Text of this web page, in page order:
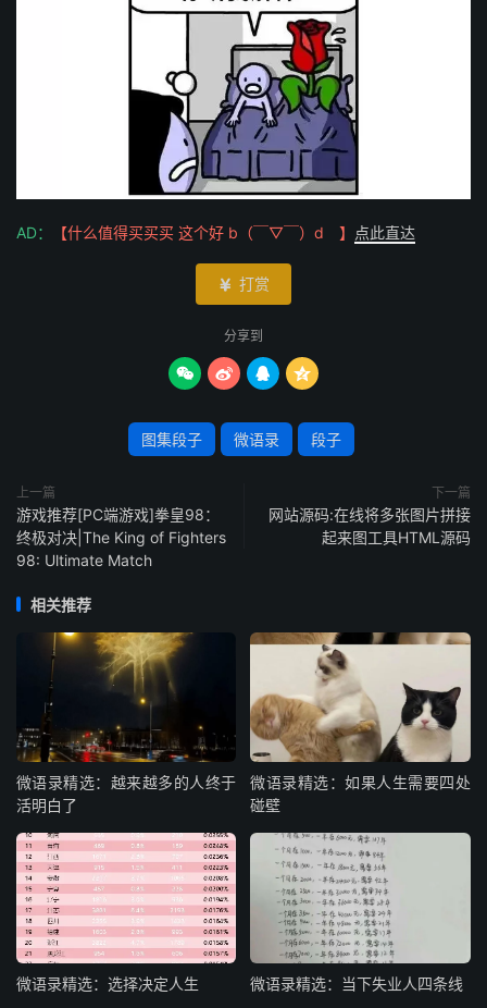
AD： 【什么值得买买买 这个好 b（￣▽￣）d 】 点此直达
 打赏
分享到
   
图集段子 微语录 段子
上一篇
游戏推荐[PC端游戏]拳皇98：
终极对决|The King of Fighters
98: Ultimate Match
下一篇
网站源码:在线将多张图片拼接
起来图工具HTML源码
相关推荐
微语录精选：越来越多的人终于
活明白了
微语录精选：如果人生需要四处
碰壁
微语录精选：选择决定人生 微语录精选：当下失业人四条线